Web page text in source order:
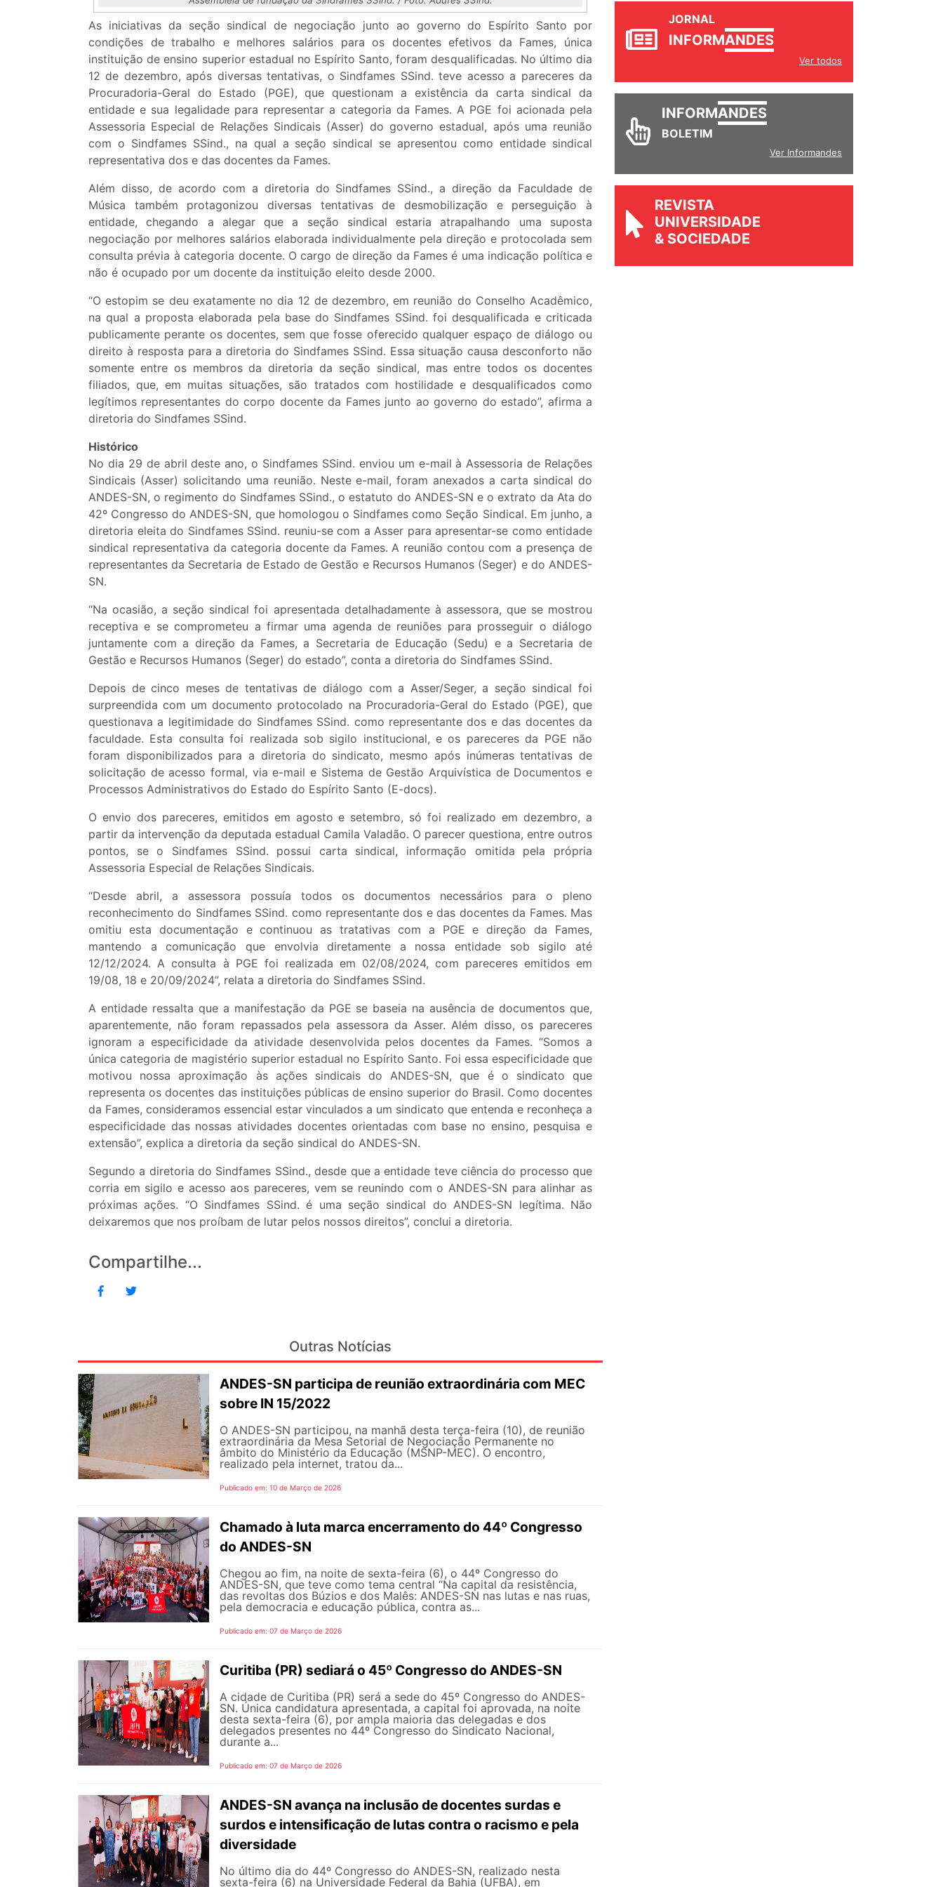
As iniciativas da seção sindical de negociação junto ao governo do Espírito Santo por
condições de trabalho e melhores salários para os docentes efetivos da Fames, única
instituição de ensino superior estadual no Espírito Santo, foram desqualificadas. No último dia
12 de dezembro, após diversas tentativas, o Sindfames SSind. teve acesso a pareceres da
Procuradoria-Geral do Estado (PGE), que questionam a existência da carta sindical da
entidade e sua legalidade para representar a categoria da Fames. A PGE foi acionada pela
Assessoria Especial de Relações Sindicais (Asser) do governo estadual, após uma reunião
com o Sindfames SSind., na qual a seção sindical se apresentou como entidade sindical
representativa dos e das docentes da Fames.
Além disso, de acordo com a diretoria do Sindfames SSind., a direção da Faculdade de
Música também protagonizou diversas tentativas de desmobilização e perseguição à
entidade, chegando a alegar que a seção sindical estaria atrapalhando uma suposta
negociação por melhores salários elaborada individualmente pela direção e protocolada sem
consulta prévia à categoria docente. O cargo de direção da Fames é uma indicação política e
não é ocupado por um docente da instituição eleito desde 2000.
“O estopim se deu exatamente no dia 12 de dezembro, em reunião do Conselho Acadêmico,
na qual a proposta elaborada pela base do Sindfames SSind. foi desqualificada e criticada
publicamente perante os docentes, sem que fosse oferecido qualquer espaço de diálogo ou
direito à resposta para a diretoria do Sindfames SSind. Essa situação causa desconforto não
somente entre os membros da diretoria da seção sindical, mas entre todos os docentes
filiados, que, em muitas situações, são tratados com hostilidade e desqualificados como
legítimos representantes do corpo docente da Fames junto ao governo do estado”, afirma a
diretoria do Sindfames SSind.
Histórico
No dia 29 de abril deste ano, o Sindfames SSind. enviou um e-mail à Assessoria de Relações
Sindicais (Asser) solicitando uma reunião. Neste e-mail, foram anexados a carta sindical do
ANDES-SN, o regimento do Sindfames SSind., o estatuto do ANDES-SN e o extrato da Ata do
42º Congresso do ANDES-SN, que homologou o Sindfames como Seção Sindical. Em junho, a
diretoria eleita do Sindfames SSind. reuniu-se com a Asser para apresentar-se como entidade
sindical representativa da categoria docente da Fames. A reunião contou com a presença de
representantes da Secretaria de Estado de Gestão e Recursos Humanos (Seger) e do ANDES-
SN.
“Na ocasião, a seção sindical foi apresentada detalhadamente à assessora, que se mostrou
receptiva e se comprometeu a firmar uma agenda de reuniões para prosseguir o diálogo
juntamente com a direção da Fames, a Secretaria de Educação (Sedu) e a Secretaria de
Gestão e Recursos Humanos (Seger) do estado”, conta a diretoria do Sindfames SSind.
Depois de cinco meses de tentativas de diálogo com a Asser/Seger, a seção sindical foi
surpreendida com um documento protocolado na Procuradoria-Geral do Estado (PGE), que
questionava a legitimidade do Sindfames SSind. como representante dos e das docentes da
faculdade. Esta consulta foi realizada sob sigilo institucional, e os pareceres da PGE não
foram disponibilizados para a diretoria do sindicato, mesmo após inúmeras tentativas de
solicitação de acesso formal, via e-mail e Sistema de Gestão Arquivística de Documentos e
Processos Administrativos do Estado do Espírito Santo (E-docs).
O envio dos pareceres, emitidos em agosto e setembro, só foi realizado em dezembro, a
partir da intervenção da deputada estadual Camila Valadão. O parecer questiona, entre outros
pontos, se o Sindfames SSind. possui carta sindical, informação omitida pela própria
Assessoria Especial de Relações Sindicais.
“Desde abril, a assessora possuía todos os documentos necessários para o pleno
reconhecimento do Sindfames SSind. como representante dos e das docentes da Fames. Mas
omitiu esta documentação e continuou as tratativas com a PGE e direção da Fames,
mantendo a comunicação que envolvia diretamente a nossa entidade sob sigilo até
12/12/2024. A consulta à PGE foi realizada em 02/08/2024, com pareceres emitidos em
19/08, 18 e 20/09/2024”, relata a diretoria do Sindfames SSind.
A entidade ressalta que a manifestação da PGE se baseia na ausência de documentos que,
aparentemente, não foram repassados pela assessora da Asser. Além disso, os pareceres
ignoram a especificidade da atividade desenvolvida pelos docentes da Fames. “Somos a
única categoria de magistério superior estadual no Espírito Santo. Foi essa especificidade que
motivou nossa aproximação às ações sindicais do ANDES-SN, que é o sindicato que
representa os docentes das instituições públicas de ensino superior do Brasil. Como docentes
da Fames, consideramos essencial estar vinculados a um sindicato que entenda e reconheça a
especificidade das nossas atividades docentes orientadas com base no ensino, pesquisa e
extensão”, explica a diretoria da seção sindical do ANDES-SN.
Segundo a diretoria do Sindfames SSind., desde que a entidade teve ciência do processo que
corria em sigilo e acesso aos pareceres, vem se reunindo com o ANDES-SN para alinhar as
próximas ações. “O Sindfames SSind. é uma seção sindical do ANDES-SN legítima. Não
deixaremos que nos proíbam de lutar pelos nossos direitos”, conclui a diretoria.
Compartilhe...
Outras Notícias
ANDES-SN participa de reunião extraordinária com MEC
sobre IN 15/2022
O ANDES-SN participou, na manhã desta terça-feira (10), de reunião
extraordinária da Mesa Setorial de Negociação Permanente no
âmbito do Ministério da Educação (MSNP-MEC). O encontro,
realizado pela internet, tratou da...
Publicado em: 10 de Março de 2026
Chamado à luta marca encerramento do 44º Congresso
do ANDES-SN
Chegou ao fim, na noite de sexta-feira (6), o 44º Congresso do
ANDES-SN, que teve como tema central “Na capital da resistência,
das revoltas dos Búzios e dos Malês: ANDES-SN nas lutas e nas ruas,
pela democracia e educação pública, contra as...
Publicado em: 07 de Março de 2026
Curitiba (PR) sediará o 45º Congresso do ANDES-SN
A cidade de Curitiba (PR) será a sede do 45º Congresso do ANDES-
SN. Única candidatura apresentada, a capital foi aprovada, na noite
desta sexta-feira (6), por ampla maioria das delegadas e dos
delegados presentes no 44º Congresso do Sindicato Nacional,
durante a...
Publicado em: 07 de Março de 2026
ANDES-SN avança na inclusão de docentes surdas e
surdos e intensificação de lutas contra o racismo e pela
diversidade
No último dia do 44º Congresso do ANDES-SN, realizado nesta
sexta-feira (6) na Universidade Federal da Bahia (UFBA), em
JORNAL
Ver todos
INFORM
Ver Informandes
REVISTA
UNIVERSIDADE